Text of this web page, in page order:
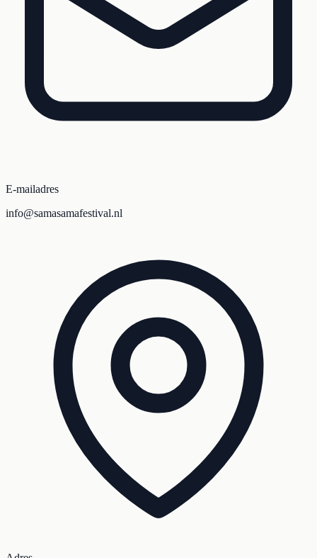
E-mailadres
info@samasamafestival.nl